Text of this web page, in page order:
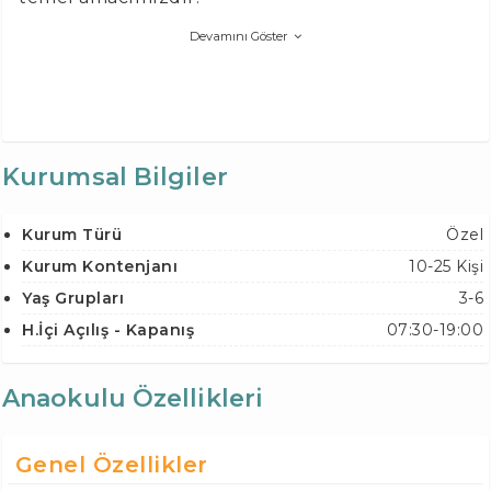
Devamını Göster
Kurumsal Bilgiler
Kurum Türü
Özel
Kurum Kontenjanı
10-25 Kişi
Yaş Grupları
3-6
H.İçi Açılış - Kapanış
07:30-19:00
Anaokulu Özellikleri
Genel Özellikler